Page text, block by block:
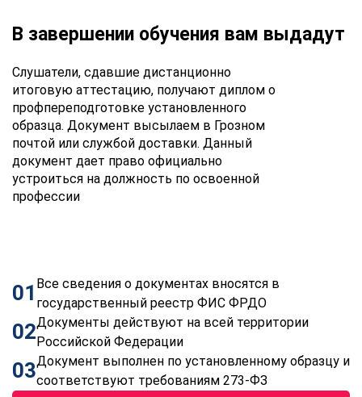
В завершении обучения вам выдадут
Слушатели, сдавшие дистанционно
итоговую аттестацию, получают диплом о
профпереподготовке установленного
образца. Документ высылаем в Грозном
почтой или службой доставки. Данный
документ дает право официально
устроиться на должность по освоенной
профессии
01 Все сведения о документах вносятся в
государственный реестр ФИС ФРДО
02Документы действуют на всей территории
Российской Федерации
03Документ выполнен по установленному образцу и
соответствуют требованиям 273-ФЗ